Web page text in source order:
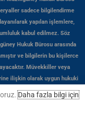
sadece bilgilendirme
yapılan işlemlere,
kabul edilmez. Söz
Hukuk Bürosu arasında
ve bilgilerin bu kişilerce
Müvekkiller veya
ilişkin olarak uygun hukuki
Hukuk Bürosu web
bulunmamalıdırlar.
Daha fazla bilgi için